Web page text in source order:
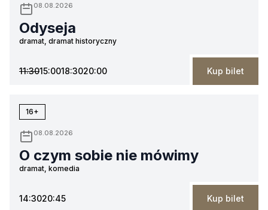
08.08.2026
Odyseja
dramat, dramat historyczny
11:3015:0018:3020:00 Kup bilet
16+
08.08.2026
O czym sobie nie mówimy
dramat, komedia
14:3020:45 Kup bilet